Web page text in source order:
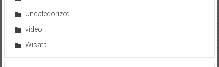
Uncategorized
video
Wisata